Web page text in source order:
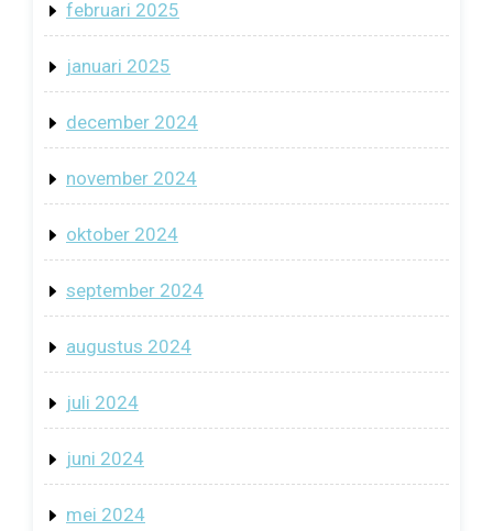
februari 2025
januari 2025
december 2024
november 2024
oktober 2024
september 2024
augustus 2024
juli 2024
juni 2024
mei 2024